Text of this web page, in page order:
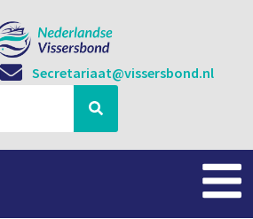
Secretariaat@vissersbond.nl